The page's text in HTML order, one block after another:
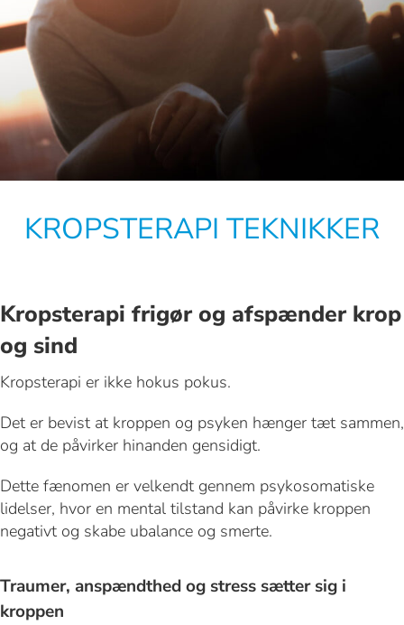
KROPSTERAPI TEKNIKKER
Kropsterapi frigør og afspænder krop
og sind
Kropsterapi er ikke hokus pokus.
Det er bevist at kroppen og psyken hænger tæt sammen,
og at de påvirker hinanden gensidigt.
Dette fænomen er velkendt gennem psykosomatiske
lidelser, hvor en mental tilstand kan påvirke kroppen
negativt og skabe ubalance og smerte.
Traumer, anspændthed og stress sætter sig i
kroppen